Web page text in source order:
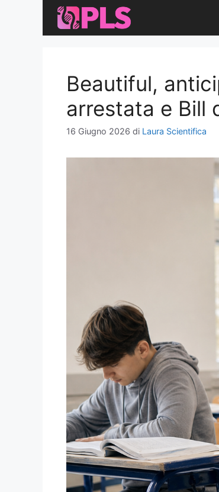
contenuto
Beautiful,
arrestata e Bill
16 Giugno 2026 di Laura Scientifica